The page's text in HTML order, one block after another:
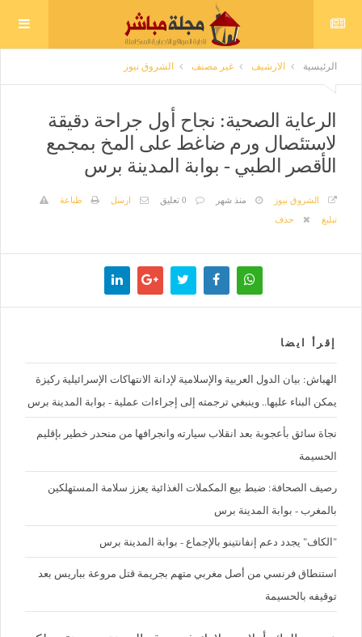
الرئيسية الارشيف غير مصنف الشروق نيوز
الرعاية الصحية: نجاح أول جراحة دقيقة
لاستئصال ورم ضاغط على المخ بمجمع
الأقصر الطبي - بوابة المدينة برس
الشروق نيوز منذ شهر 0 تعليق ارسل
طباعة
تبليغ
حذف
إقرأ ايضا
الهباش: بيان الدول العربية والإسلامية لإدانة الانتهاكات الإسرائيلية ركيزة
يمكن البناء عليها.. وينبغي ترجمته إلى إجراءات عملية - بوابة المدينة برس
نجاة سائق بأعجوبة بعد انقلاب سيارته وانجرافها من منحدر خطير بإقليم
الحسيمة
رصيف الصحافة: ضبط بيع المكملات الغذائية يعزز سلامة المستهلكين
بالمغرب - بوابة المدينة برس
"الكاف" يجدد دعم إنفانتينو بالإجماع - بوابة المدينة برس
استنطاق فرنسي من أصل مغربي متهم بجريمة قتل مروعة بباريس بعد
توقيفه بالحسيمة